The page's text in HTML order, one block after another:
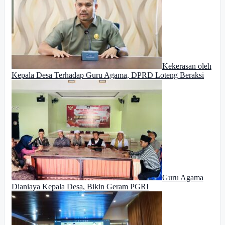
Kekerasan oleh
Kepala Desa Terhadap Guru Agama, DPRD Loteng Beraksi
Guru Agama
Dianiaya Kepala Desa, Bikin Geram PGRI